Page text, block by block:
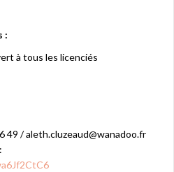
:
à tous les licenciés
49 / aleth.cluzeaud@wanadoo.fr
: